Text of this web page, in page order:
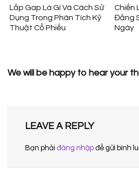
Lấp Gap Là Gì Và Cách Sử
Dụng Trong Phân Tích Kỹ
Thuật Cổ Phiếu
Chiến
Đằng
Ngày
We will be happy to hear your
LEAVE A REPLY
Bạn phải đăng nhập để gửi bình